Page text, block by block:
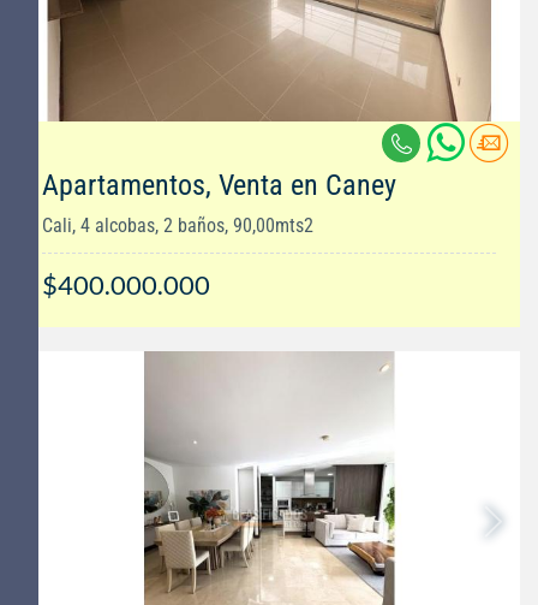
Apartamentos, Venta en Caney
Cali, 4 alcobas, 2 baños, 90,00mts2
$400.000.000